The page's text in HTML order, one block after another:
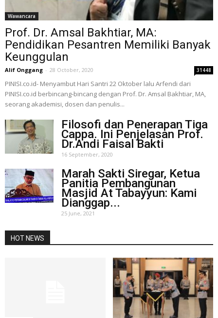
Wawancara
Prof. Dr. Amsal Bakhtiar, MA:
Pendidikan Pesantren Memiliki Banyak
Keunggulan
Alif Onggang - 28 October, 2020 31448
PINISI.co.id- Menyambut Hari Santri 22 Oktober lalu Arfendi dari
PINISI.co.id berbincang-bincang dengan Prof. Dr. Amsal Bakhtiar, MA,
seorang akademisi, dosen dan penulis...
Filosofi dan Penerapan Tiga
Cappa. Ini Penjelasan Prof.
Dr.Andi Faisal Bakti
16 September, 2020
Marah Sakti Siregar, Ketua
Panitia Pembangunan
Masjid At Tabayyun: Kami
Dianggap...
25 June, 2021
HOT NEWS